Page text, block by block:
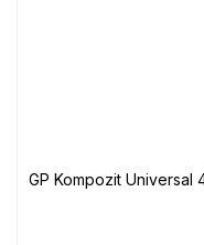
GP Kompozit Universal